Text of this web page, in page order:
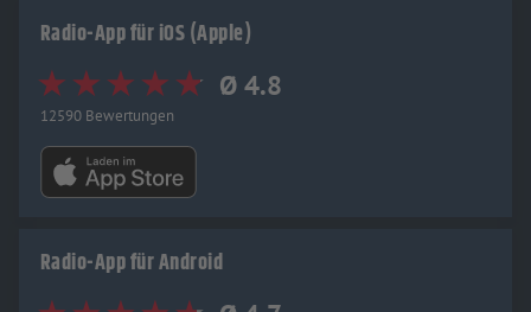
Radio-App für iOS (Apple)
Ø 4.8
12590 Bewertungen
Radio-App für Android